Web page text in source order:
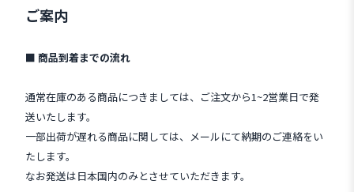
ご案内
■ 商品到着までの流れ
通常在庫のある商品につきましては、ご注文から1~2営業日で発
送いたします。
一部出荷が遅れる商品に関しては、メールにて納期のご連絡をい
たします。
なお発送は日本国内のみとさせていただきます。